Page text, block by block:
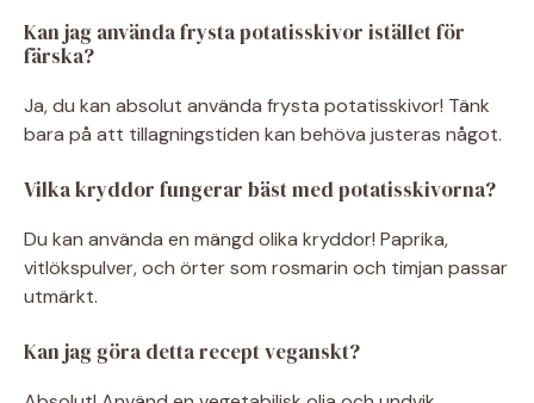
Kan jag använda frysta potatisskivor istället för
färska?
Ja, du kan absolut använda frysta potatisskivor! Tänk
bara på att tillagningstiden kan behöva justeras något.
Vilka kryddor fungerar bäst med potatisskivorna?
Du kan använda en mängd olika kryddor! Paprika,
vitlökspulver, och örter som rosmarin och timjan passar
utmärkt.
Kan jag göra detta recept veganskt?